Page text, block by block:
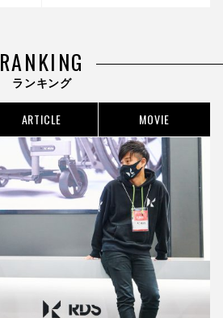
RANKING
ランキング
ARTICLE MOVIE